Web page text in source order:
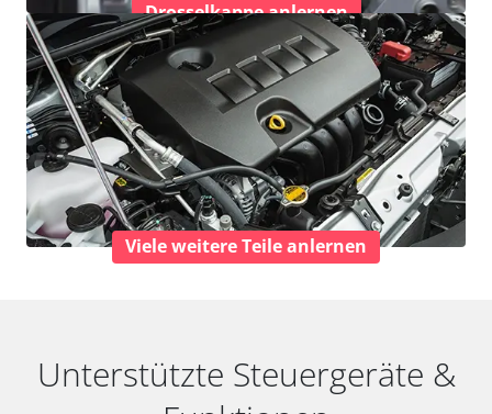
Drosselkappe anlernen
Viele weitere Teile anlernen
Unterstützte Steuergeräte &